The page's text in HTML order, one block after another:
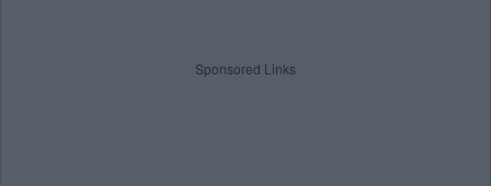
Sponsored Links